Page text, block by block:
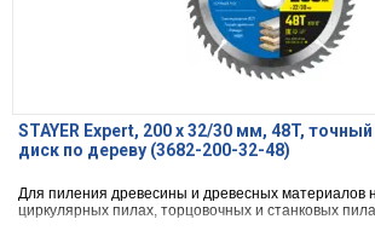
STAYER Expert, 200 x 32/30 мм, 48T,
диск по дереву (3682-200-32-48)
Для пиления древесины и древесных материалов
циркулярных пилах, торцовочных и станковых